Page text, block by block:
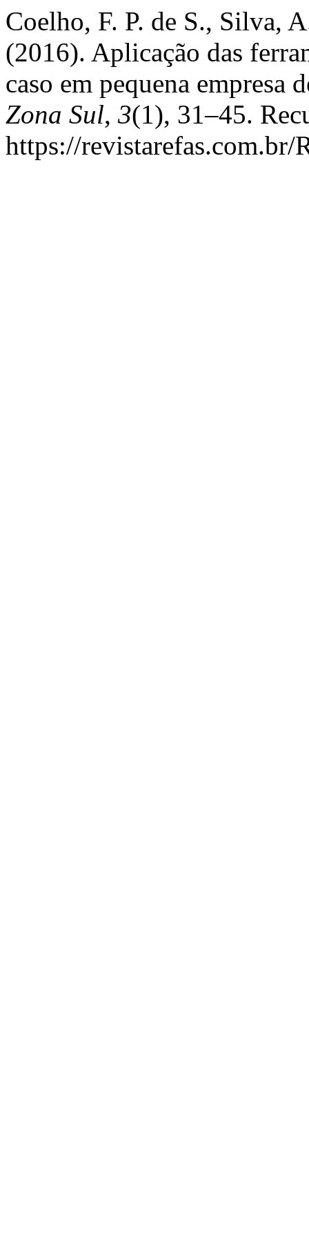
Coelho, F. P. de S., Silva,
(2016). Aplicação das
caso em pequena empresa
Zona Sul, 3(1), 31–45.
https://